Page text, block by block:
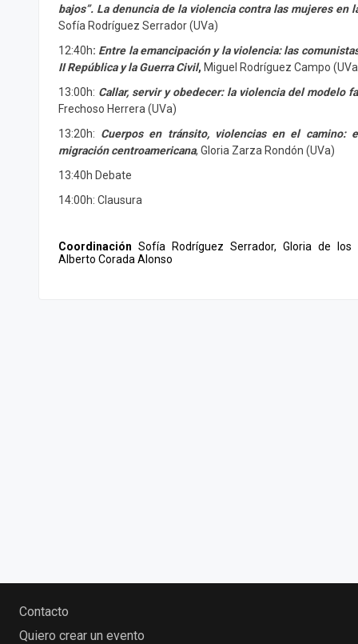
bajos”. La denuncia de la violencia contra las mujeres en
Sofía Rodríguez Serrador (UVa)
12:40h: Entre la emancipación y la violencia: las
II República y la Guerra Civil, Miguel Rodríguez Campo
13:00h: Callar, servir y obedecer: la violencia del modelo
Frechoso Herrera (UVa)
13:20h: Cuerpos en tránsito, violencias en el camino:
migración centroamericana, Gloria Zarza Rondón (UVa)
13:40h Debate
14:00h: Clausura
CoordinaciónSofía Rodríguez Serrador, Gloria de los
Alberto Corada Alonso
Contacto
Quiero crear un evento